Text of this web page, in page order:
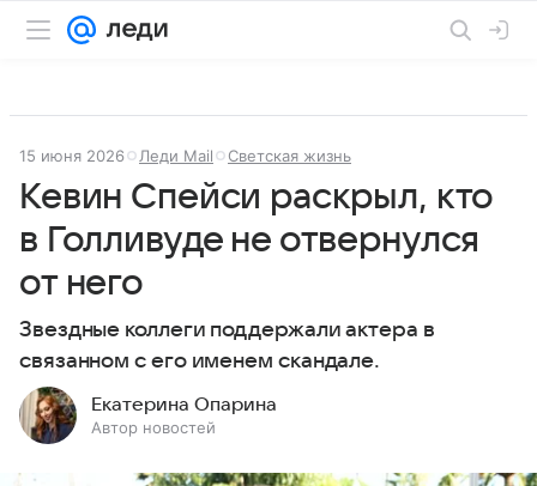
15 июня 2026 Леди Mail Светская жизнь
Кевин Спейси раскрыл, кто
в Голливуде не отвернулся
от него
Звездные коллеги поддержали актера в
связанном с его именем скандале.
Екатерина Опарина
Автор новостей